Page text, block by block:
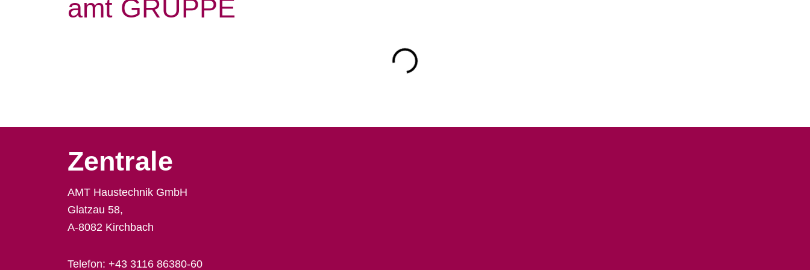
amt GRUPPE
Zentrale
AMT Haustechnik GmbH
Glatzau 58,
A-8082 Kirchbach
Telefon: +43 3116 86380-60